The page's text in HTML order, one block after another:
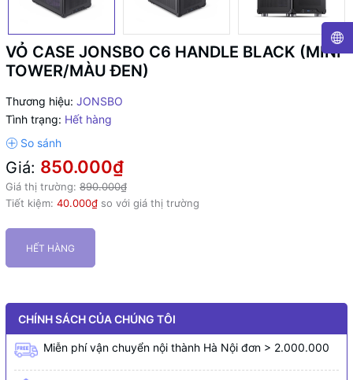
VỎ CASE JONSBO C6 HANDLE BLACK (MINI
TOWER/MÀU ĐEN)
Thương hiệu: JONSBO
Tình trạng: Hết hàng
Giá: 850.000₫
Giá thị trường: 890.000₫
Tiết kiệm: 40.000₫ so với giá thị trường
HẾT HÀNG
CHÍNH SÁCH CỦA CHÚNG TÔI
Miễn phí vận chuyển nội thành Hà Nội đơn > 2.000.000